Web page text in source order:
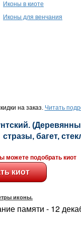
Иконы в киоте
Иконы для венчания
на заказ. Читать
стразы, багет,
можете подобрать киот
иконы.
памяти - 12